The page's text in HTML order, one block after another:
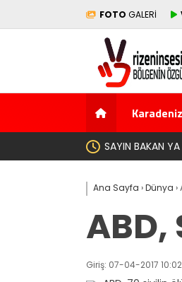
FOTO GALERİ
Karadeniz
Ana Sayfa ›Dünya ›
Giriş: 07-04-2017 10:02